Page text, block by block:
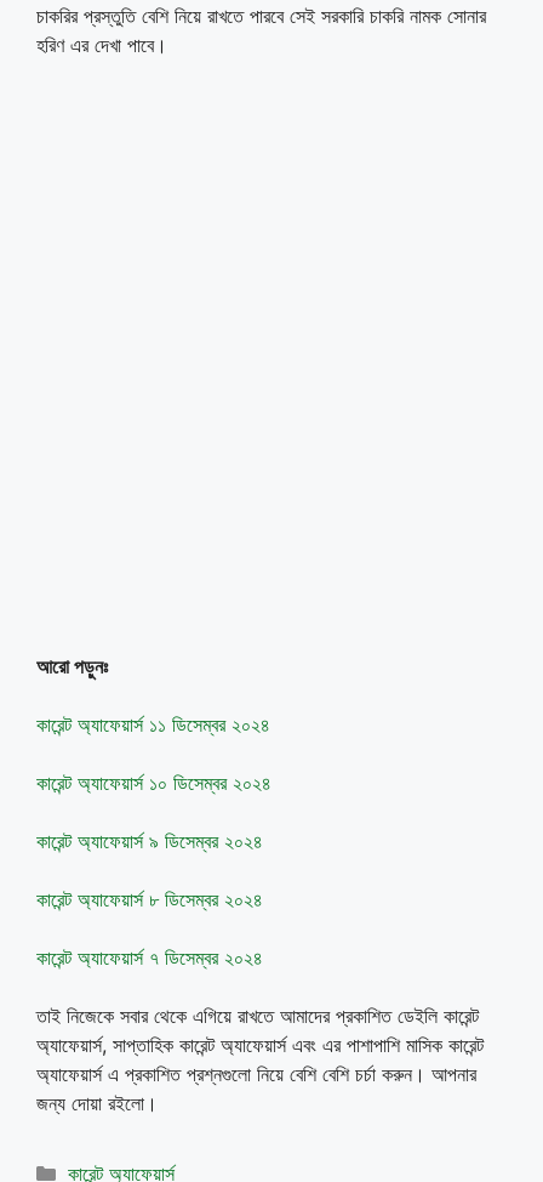
চাকরির প্রস্তুতি বেশি নিয়ে রাখতে পারবে সেই সরকারি চাকরি নামক সোনার
হরিণ এর দেখা পাবে।
আরো পড়ুনঃ
কারেন্ট অ্যাফেয়ার্স ১১ ডিসেম্বর ২০২৪
কারেন্ট অ্যাফেয়ার্স ১০ ডিসেম্বর ২০২৪
কারেন্ট অ্যাফেয়ার্স ৯ ডিসেম্বর ২০২৪
কারেন্ট অ্যাফেয়ার্স ৮ ডিসেম্বর ২০২৪
কারেন্ট অ্যাফেয়ার্স ৭ ডিসেম্বর ২০২৪
তাই নিজেকে সবার থেকে এগিয়ে রাখতে আমাদের প্রকাশিত ডেইলি কারেন্ট
অ্যাফেয়ার্স, সাপ্তাহিক কারেন্ট অ্যাফেয়ার্স এবং এর পাশাপাশি মাসিক কারেন্ট
অ্যাফেয়ার্স এ প্রকাশিত প্রশ্নগুলো নিয়ে বেশি বেশি চর্চা করুন। আপনার
জন্য দোয়া রইলো।
Categories
কারেন্ট অ্যাফেয়ার্স